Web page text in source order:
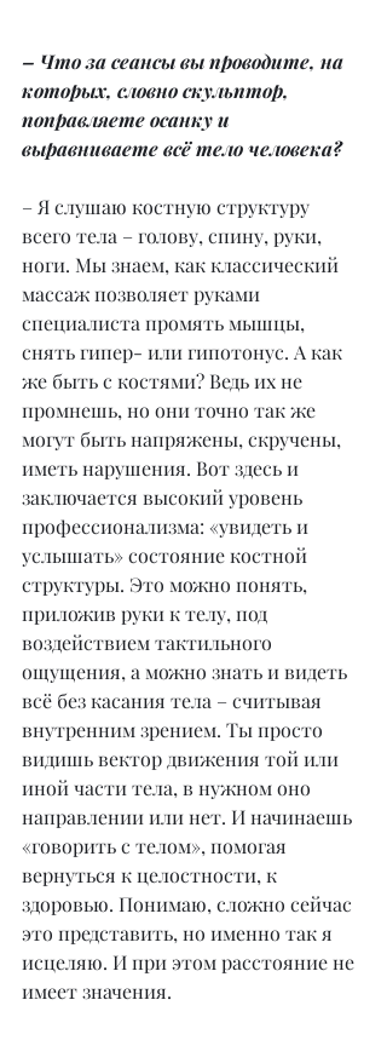
– Что за сеансы вы проводите, на
которых, словно скульптор,
поправляете осанку и
выравниваете всё тело человека?
– Я слушаю костную структуру
всего тела – голову, спину, руки,
ноги. Мы знаем, как классический
массаж позволяет руками
специалиста промять мышцы,
снять гипер- или гипотонус. А как
же быть с костями? Ведь их не
промнешь, но они точно так же
могут быть напряжены, скручены,
иметь нарушения. Вот здесь и
заключается высокий уровень
профессионализма: «увидеть и
услышать» состояние костной
структуры. Это можно понять,
приложив руки к телу, под
воздействием тактильного
ощущения, а можно знать и видеть
всё без касания тела – считывая
внутренним зрением. Ты просто
видишь вектор движения той или
иной части тела, в нужном оно
направлении или нет. И начинаешь
«говорить с телом», помогая
вернуться к целостности, к
здоровью. Понимаю, сложно сейчас
это представить, но именно так я
исцеляю. И при этом расстояние не
имеет значения.